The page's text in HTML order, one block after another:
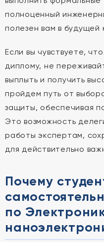
полноценный
полезен вам в будущей
Если вы чувствуете,
диплому, не
выплыть и получить
пройдем путь от
защиты, обеспечивая
Это возможность
работы экспертам,
для действительно
Почему
по